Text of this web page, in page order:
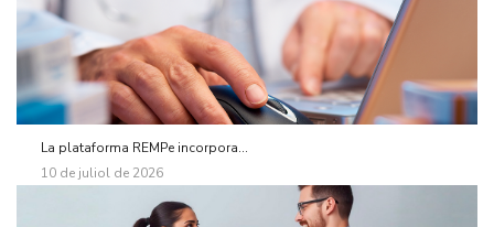
La plataforma REMPe incorpora...
10 de juliol de 2026